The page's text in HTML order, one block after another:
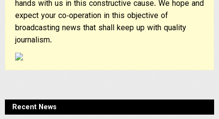
hands with us in this constructive cause. We hope and
expect your co-operation in this objective of
broadcasting news that shall keep up with quality
journalism.
Recent News